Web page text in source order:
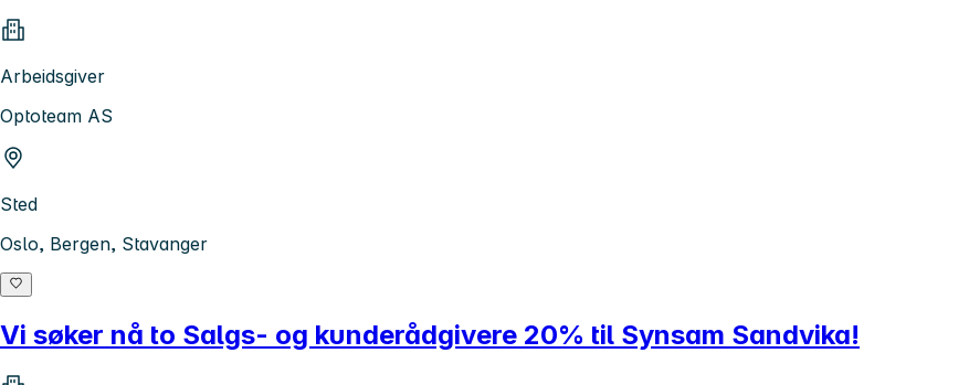
Arbeidsgiver
Optoteam AS
Sted
Oslo, Bergen, Stavanger
Vi søker nå to Salgs- og kunderådgivere 20% til Synsam Sandvika!